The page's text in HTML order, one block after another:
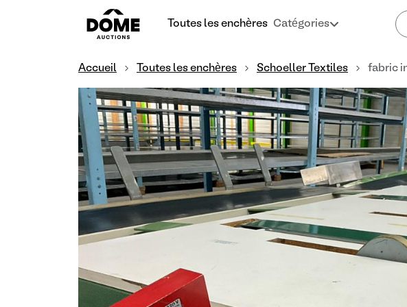
Toutes les enchères Catégories
Accueil Toutes les enchères Schoeller Textiles fabric